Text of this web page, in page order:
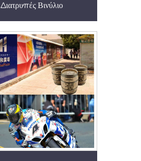
Διατρυπές Βινύλιο